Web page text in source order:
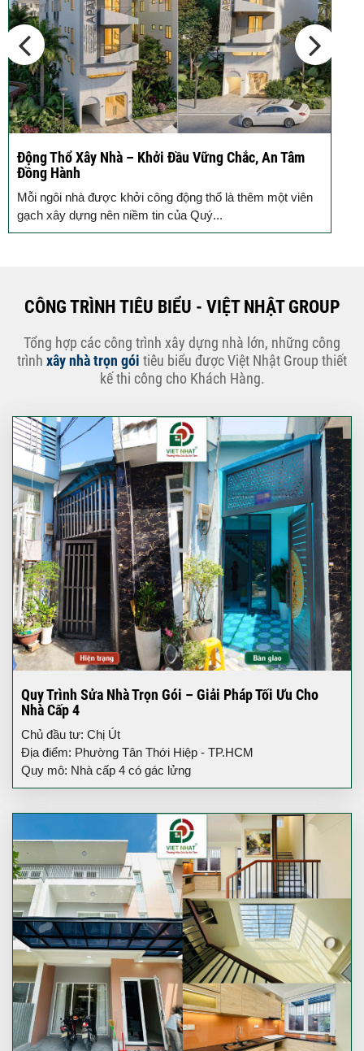
Đầu...
Động Thổ Xây Nhà – Khởi Đầu Vững Chắc, An Tâm
Đồng Hành
Mỗi ngôi nhà được khởi công động thổ là thêm một viên
gạch xây dựng nên niềm tin của Quý...
CÔNG TRÌNH TIÊU BIỂU - VIỆT NHẬT GROUP
Tổng hợp các công trình xây dựng nhà lớn, những công
trình xây nhà trọn gói tiêu biểu được Việt Nhật Group thiết
kế thi công cho Khách Hàng.
Quy Trình Sửa Nhà Trọn Gói – Giải Pháp Tối Ưu Cho
Nhà Cấp 4
Chủ đầu tư: Chị Út
Địa điểm: Phường Tân Thới Hiệp - TP.HCM
Quy mô: Nhà cấp 4 có gác lửng